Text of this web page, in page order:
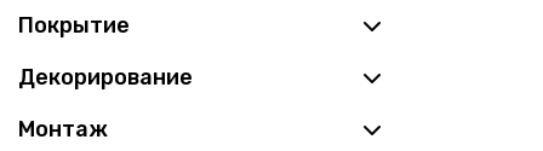
Покрытие
Декорирование
Монтаж